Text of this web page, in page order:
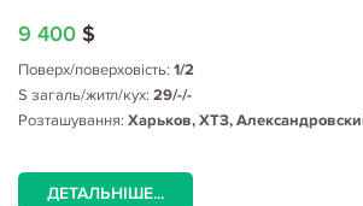
9 400 $
Поверх/поверховість: 1/2
S загаль/житл/кух: 29/-/-
Розташування: Харьков, ХТЗ,
ДЕТАЛЬНІШЕ...